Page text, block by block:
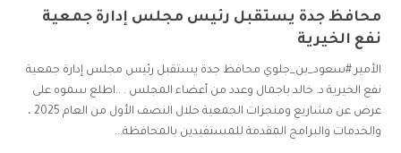
محافظ جدة يستقبل رئيس مجلس إدارة جمعية
نفع الخيرية
الأمير #سعود_بن_جلوي محافظ جدة يستقبل رئيس مجلس إدارة جمعية
نفع الخيرية د. خالد باجمال وعدد من أعضاء المجلس . ..اطلع سموه على
عرض عن مشاريع ومنجزات الجمعية خلال النصف الأول من العام 2025 ،
والخدمات والبرامج المقدمة للمستفيدين بالمحافظة...